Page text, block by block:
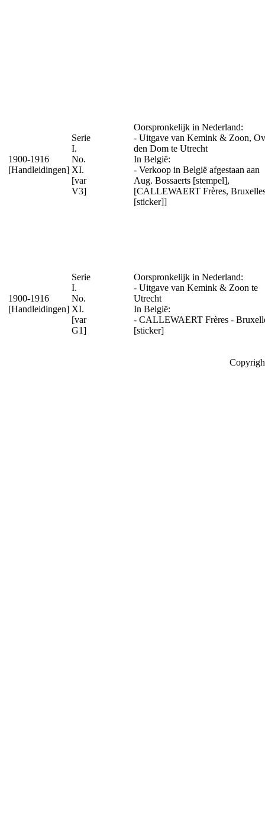
1900-1916
[Handleidingen]
Serie
I.
No.
XI.
[var
V3]
Oorspronkelijk in Nederland:
- Uitgave van Kemink & Zoon,
den Dom te Utrecht
In België:
- Verkoop in België afgestaan aan
Aug. Bossaerts [stempel],
[CALLEWAERT Frères,
[sticker]]
1900-1916
[Handleidingen]
Serie
I.
No.
XI.
[var
G1]
Oorspronkelijk in Nederland:
- Uitgave van Kemink & Zoon te
Utrecht
In België:
- CALLEWAERT Frères -
[sticker]